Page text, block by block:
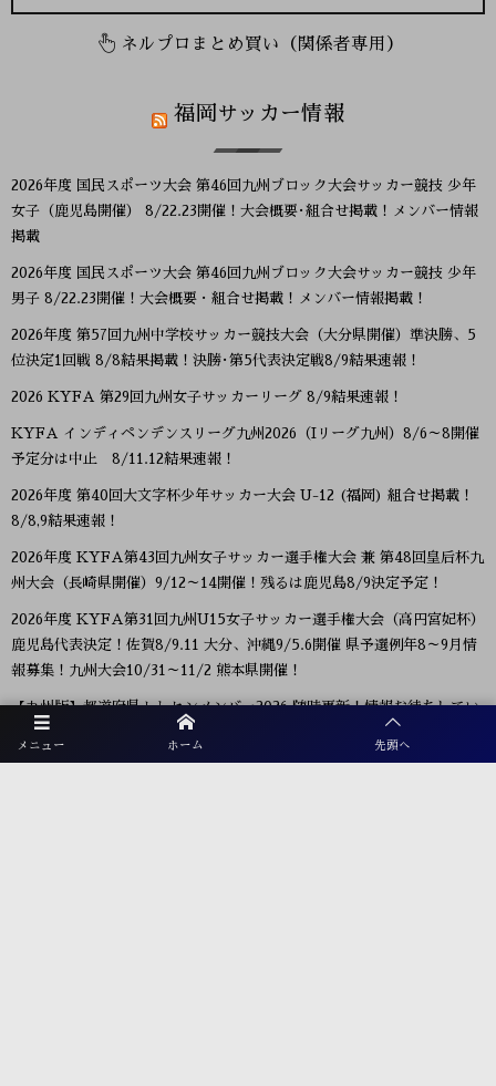
メニュー ホーム 先頭へ
ネルプロまとめ買い（関係者専用）
福岡サッカー情報
2026年度 国民スポーツ大会 第46回九州ブロック大会サッカー競技 少年
女子（鹿児島開催） 8/22.23開催！大会概要･組合せ掲載！メンバー情報
掲載
2026年度 国民スポーツ大会 第46回九州ブロック大会サッカー競技 少年
男子 8/22.23開催！大会概要・組合せ掲載！メンバー情報掲載！
2026年度 第57回九州中学校サッカー競技大会（大分県開催）準決勝、5
位決定1回戦 8/8結果掲載！決勝･第5代表決定戦8/9結果速報！
2026 KYFA 第29回九州女子サッカーリーグ 8/9結果速報！
KYFA インディペンデンスリーグ九州2026（Iリーグ九州）8/6～8開催
予定分は中止 8/11.12結果速報！
2026年度 第40回大文字杯少年サッカー大会 U-12 (福岡) 組合せ掲載！
8/8,9結果速報！
2026年度 KYFA第43回九州女子サッカー選手権大会 兼 第48回皇后杯九
州大会（長崎県開催）9/12～14開催！残るは鹿児島8/9決定予定！
2026年度 KYFA第31回九州U15女子サッカー選手権大会（高円宮妃杯）
鹿児島代表決定！佐賀8/9.11 大分、沖縄9/5.6開催 県予選例年8～9月情
報募集！九州大会10/31～11/2 熊本県開催！
【九州版】都道府県トレセンメンバー2026 随時更新！情報お待ちしてい
ます！